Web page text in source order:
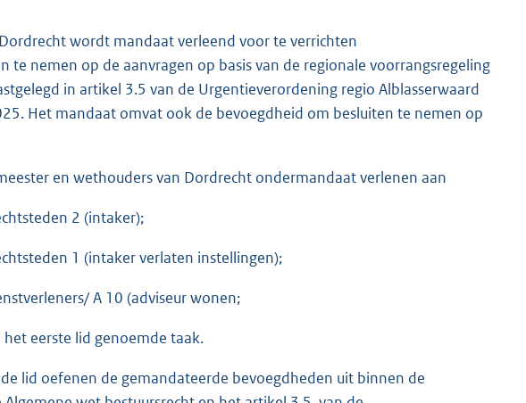
wordt mandaat verleend voor te verrichten
te nemen op de aanvragen op basis van de regionale voorrangsregeling
in artikel 3.5 van de Urgentieverordening regio Alblasserwaard
Het mandaat omvat ook de bevoegdheid om besluiten te nemen op
en wethouders van Dordrecht ondermandaat verlenen aan
2 (intaker);
1 (intaker verlaten instellingen);
A 10 (adviseur wonen;
eerste lid genoemde taak.
lid oefenen de gemandateerde bevoegdheden uit binnen de